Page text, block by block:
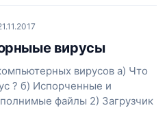
вирусы
вирусов а) Что
? б) Испорченные и
файлы 2) Загрузчик